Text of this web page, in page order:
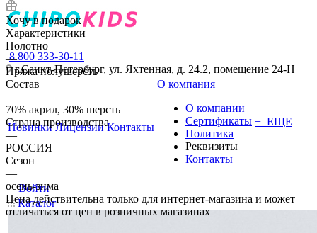
8 800 333-30-11
г.Санкт-Петербург, ул. Яхтенная, д. 24.2, помещение 24-Н
Новинки Лицензии Контакты
О компания
О компании
Сертификаты
Политика
Реквизиты
Контакты
+ ЕЩЕ
Войти
Каталог
Хочу в подарок
Характеристики
Полотно
—
Пряжа полушерсть
Состав
—
70% акрил, 30% шерсть
Страна производства
—
РОССИЯ
Сезон
—
осень-зима
Цена действительна только для интернет-магазина и может
отличаться от цен в розничных магазинах